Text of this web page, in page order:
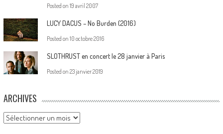
Posted on 19 avril 2007
LUCY DACUS – No Burden (2016)
Posted on 10 octobre 2016
SLOTHRUST en concert le 28 janvier à Paris
Posted on 23 janvier 2019
ARCHIVES
Archives